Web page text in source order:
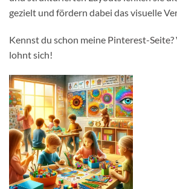
gezielt und fördern dabei das visuelle
Kennst du schon meine Pinterest-Seite
lohnt sich!